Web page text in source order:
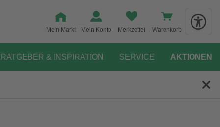
Mein Markt Mein Konto Merkzettel Warenkorb
RATGEBER & INSPIRATION SERVICE AKTIONEN